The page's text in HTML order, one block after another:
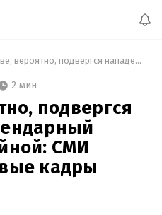
В Киеве, вероятно, подвергся нападению легендарный рынок на Почайной: СМИ публикуют первые кадры
2 мин
подвергся
СМИ
кадры